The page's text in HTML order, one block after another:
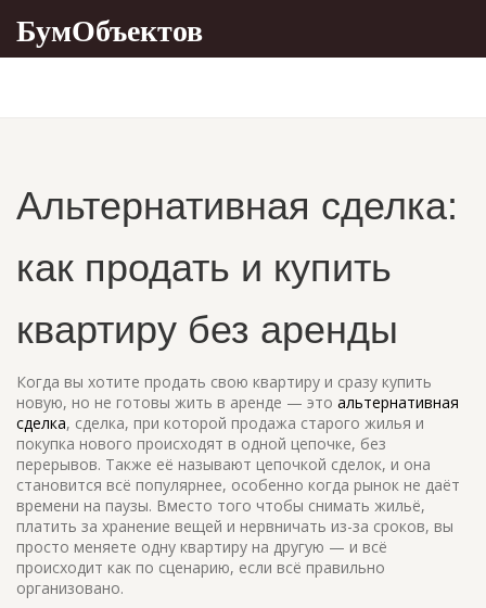
БумОбъектов
Альтернативная сделка:
как продать и купить
квартиру без аренды
Когда вы хотите продать свою квартиру и сразу купить
новую, но не готовы жить в аренде — это альтернативная
сделка, сделка, при которой продажа старого жилья и
покупка нового происходят в одной цепочке, без
перерывов. Также её называют цепочкой сделок, и она
становится всё популярнее, особенно когда рынок не даёт
времени на паузы. Вместо того чтобы снимать жильё,
платить за хранение вещей и нервничать из-за сроков, вы
просто меняете одну квартиру на другую — и всё
происходит как по сценарию, если всё правильно
организовано.